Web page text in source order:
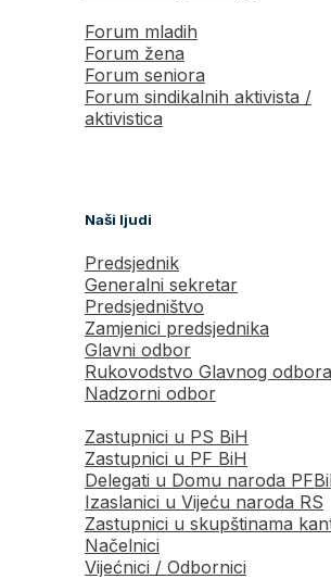
Forum mladih
Forum žena
Forum seniora
Forum sindikalnih aktivista /
aktivistica
Naši ljudi
Predsjednik
Generalni sekretar
Predsjedništvo
Zamjenici predsjednika
Glavni odbor
Rukovodstvo Glavnog odbora
Nadzorni odbor
Zastupnici u PS BiH
Zastupnici u PF BiH
Delegati u Domu naroda
Izaslanici u Vijeću naroda RS
Zastupnici u skupštinama
Načelnici
Vijećnici / Odbornici